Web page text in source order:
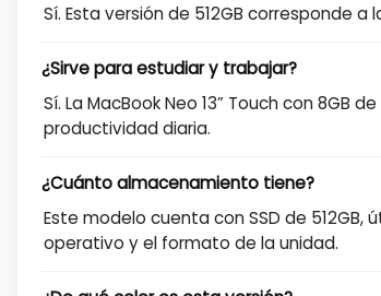
Sí. Esta versión de 512GB corresponde
¿Sirve para estudiar y trabajar?
Sí. La MacBook Neo 13” Touch con
productividad diaria.
¿Cuánto almacenamiento tiene?
Este modelo cuenta con SSD de
operativo y el formato de la unidad.